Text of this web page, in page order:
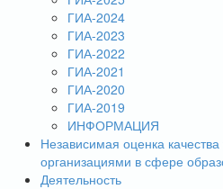
ГИА-2024
ГИА-2023
ГИА-2022
ГИА-2021
ГИА-2020
ГИА-2019
ИНФОРМАЦИЯ
Независимая оценка
организациями в сфере
Деятельность